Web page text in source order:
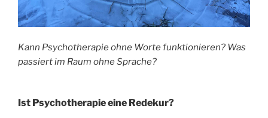
Kann Psychotherapie ohne Worte funktionieren? Was
passiert im Raum ohne Sprache?
Ist Psychotherapie eine Redekur?